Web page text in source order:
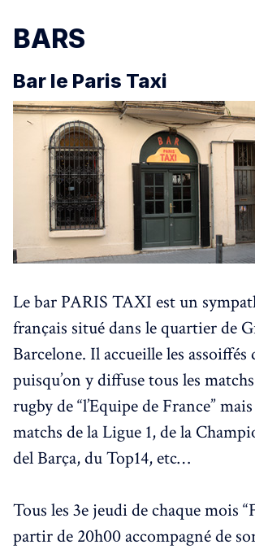
BARS
Bar le Paris Taxi
Le bar PARIS TAXI est un
français situé dans le quartier de
Barcelone. Il accueille les assoiffés
puisqu’on y diffuse tous les
rugby de “l’Equipe de France”
matchs de la Ligue 1, de la
del Barça, du Top14, etc…
Tous les 3e jeudi de chaque mois
partir de 20h00 accompagné de